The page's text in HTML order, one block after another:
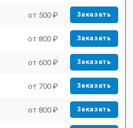
от 500 ₽ Заказать
от 800 ₽ Заказать
от 600 ₽ Заказать
от 700 ₽ Заказать
от 800 ₽ Заказать